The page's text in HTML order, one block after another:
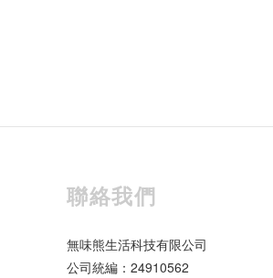
聯絡我們
無味熊生活科技有限公司
公司統編：24910562